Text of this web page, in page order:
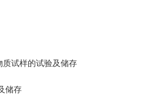
试样的试验及储存
储存